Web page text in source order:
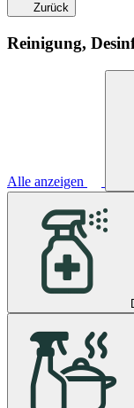
Zurück
Reinigung,
Alle anzeigen